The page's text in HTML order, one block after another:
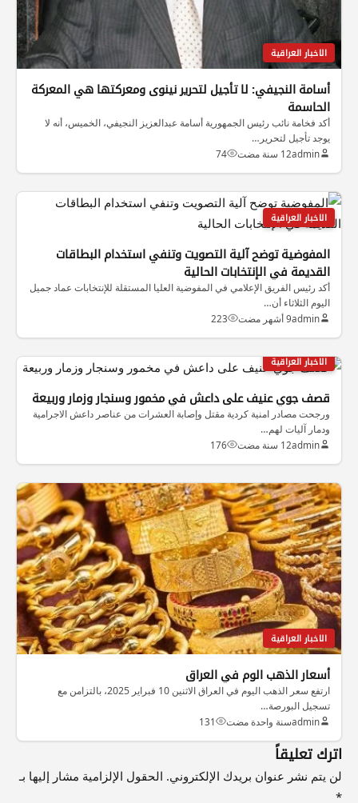
الاخبار العراقية
أسامة النجيفي: لا تأجيل لتحرير نينوى ومعركتها هي المعركة
الحاسمة
أكد فخامة نائب رئيس الجمهورية أسامة عبدالعزيز النجيفي، الخميس، أنه لا
يوجد تأجيل لتحرير…
admin12 سنة مضت 74
الاخبار العراقية
المفوضية توضح آلية التصويت وتنفي استخدام البطاقات
القديمة في الإنتخابات الحالية
أكد رئيس الفريق الإعلامي في المفوضية العليا المستقلة للإنتخابات عماد جميل
اليوم الثلاثاء أن…
admin9 أشهر مضت 223
الاخبار العراقية
قصف جوي عنيف على داعش في مخمور وسنجار وزمار وربيعة
ورجحت مصادر امنية كردية مقتل وإصابة العشرات من عناصر داعش الاجرامية
ودمار آليات لهم…
admin12 سنة مضت 176
الاخبار العراقية
أسعار الذهب الوم في العراق
ارتفع سعر الذهب اليوم في العراق الاثنين 10 فبراير 2025، بالتزامن مع
تسجيل البورصة…
adminسنة واحدة مضت 131
اترك تعليقاً
لن يتم نشر عنوان بريدك الإلكتروني. الحقول الإلزامية مشار إليها بـ
*